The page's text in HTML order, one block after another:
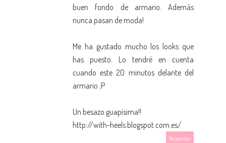
buen fondo de armario. Además
nunca pasan de moda!
Me ha gustado mucho los looks que
has puesto. Lo tendré en cuenta
cuando este 20 minutos delante del
armario ;P
Un besazo guapísima!!
http://with-heels.blogspot.com.es/
Responder